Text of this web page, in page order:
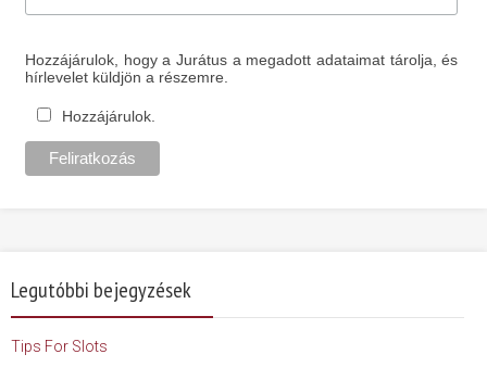
Hozzájárulok, hogy a Jurátus a megadott adataimat tárolja, és
hírlevelet küldjön a részemre.
Hozzájárulok.
Legutóbbi bejegyzések
Tips For Slots